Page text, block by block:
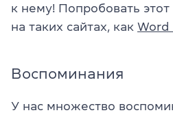
к нему! Попробовать
на таких сайтах, как Word
Воспоминания
У нас множество